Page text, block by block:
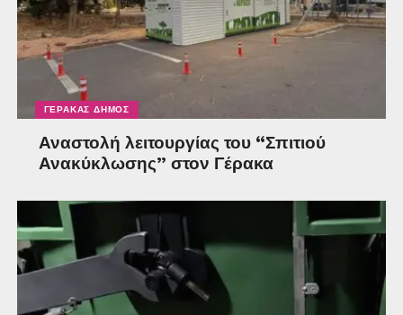
ΓΈΡΑΚΑΣ ΔΉΜΟΣ
Αναστολή λειτουργίας του “Σπιτιού
Ανακύκλωσης” στον Γέρακα